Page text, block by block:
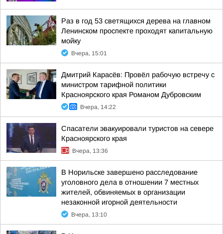
Раз в год 53 светящихся дерева на главном
Ленинском проспекте проходят капитальную
мойку
Вчера, 15:01
Дмитрий Карасёв: Провёл рабочую встречу с
министром тарифной политики
Красноярского края Романом Дубровским
Вчера, 14:22
Спасатели эвакуировали туристов на севере
Красноярского края
Вчера, 13:36
В Норильске завершено расследование
уголовного дела в отношении 7 местных
жителей, обвиняемых в организации
незаконной игорной деятельности
Вчера, 13:10